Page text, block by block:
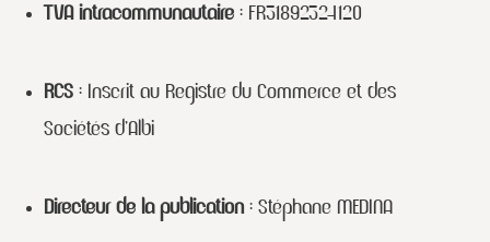
TVA intracommunautaire : FR31892324120
RCS : Inscrit au Registre du Commerce et des
Sociétés d’Albi
Directeur de la publication: Stéphane MEDINA